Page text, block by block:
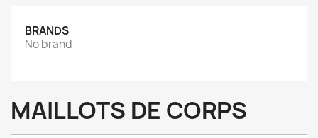
BRANDS
No brand
MAILLOTS DE CORPS